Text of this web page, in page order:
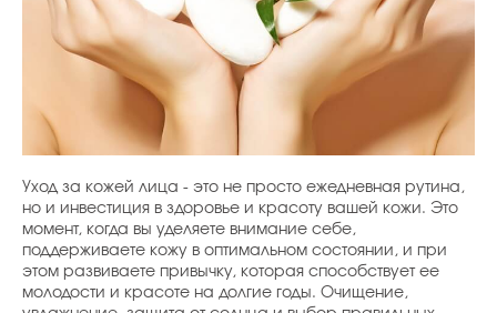
Уход за кожей лица - это не просто ежедневная рутина,
но и инвестиция в здоровье и красоту вашей кожи. Это
момент, когда вы уделяете внимание себе,
поддерживаете кожу в оптимальном состоянии, и при
этом развиваете привычку, которая способствует ее
молодости и красоте на долгие годы. Очищение,